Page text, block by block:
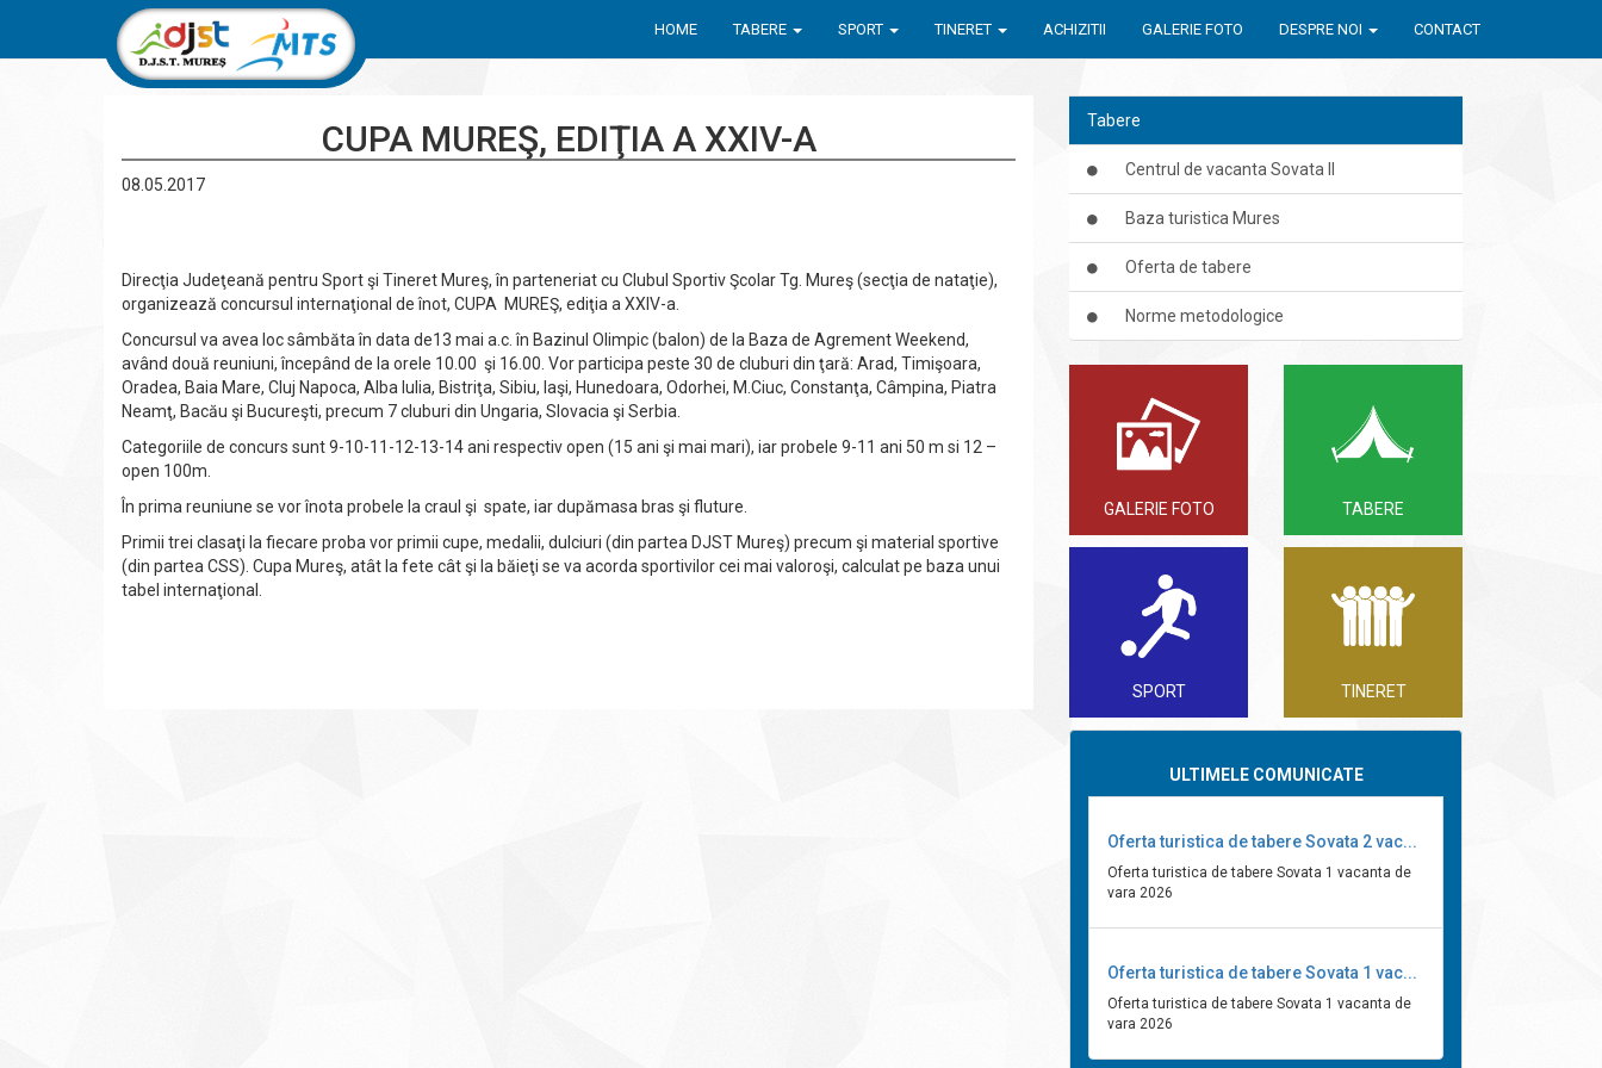
HOME TABERE SPORT TINERET ACHIZITII GALERIE FOTO DESPRE NOI CONTACT
CUPA MUREŞ, EDIŢIA A XXIV-A
08.05.2017
Direcţia Judeţeană pentru Sport şi Tineret Mureş, în parteneriat cu Clubul Sportiv Şcolar Tg. Mureş (secţia de nataţie),
organizează concursul internaţional de înot, CUPA MUREŞ, ediţia a XXIV-a.
Concursul va avea loc sâmbăta în data de13 mai a.c. în Bazinul Olimpic (balon) de la Baza de Agrement Weekend,
având două reuniuni, începând de la orele 10.00 şi 16.00. Vor participa peste 30 de cluburi din ţară: Arad, Timişoara,
Oradea, Baia Mare, Cluj Napoca, Alba Iulia, Bistriţa, Sibiu, Iaşi, Hunedoara, Odorhei, M.Ciuc, Constanţa, Câmpina, Piatra
Neamţ, Bacău şi Bucureşti, precum 7 cluburi din Ungaria, Slovacia şi Serbia.
Categoriile de concurs sunt 9-10-11-12-13-14 ani respectiv open (15 ani şi mai mari), iar probele 9-11 ani 50 m si 12 –
open 100m.
În prima reuniune se vor înota probele la craul şi spate, iar dupămasa bras şi fluture.
Primii trei clasaţi la fiecare proba vor primii cupe, medalii, dulciuri (din partea DJST Mureş) precum şi material sportive
(din partea CSS). Cupa Mureş, atât la fete cât şi la băieţi se va acorda sportivilor cei mai valoroşi, calculat pe baza unui
tabel internaţional.
Tabere
Centrul de vacanta Sovata II
Baza turistica Mures
Oferta de tabere
Norme metodologice
GALERIE FOTO TABERE
SPORT TINERET
ULTIMELE COMUNICATE
Oferta turistica de tabere Sovata 2 vac...
Oferta turistica de tabere Sovata 1 vacanta de
vara 2026
Oferta turistica de tabere Sovata 1 vac...
Oferta turistica de tabere Sovata 1 vacanta de
vara 2026